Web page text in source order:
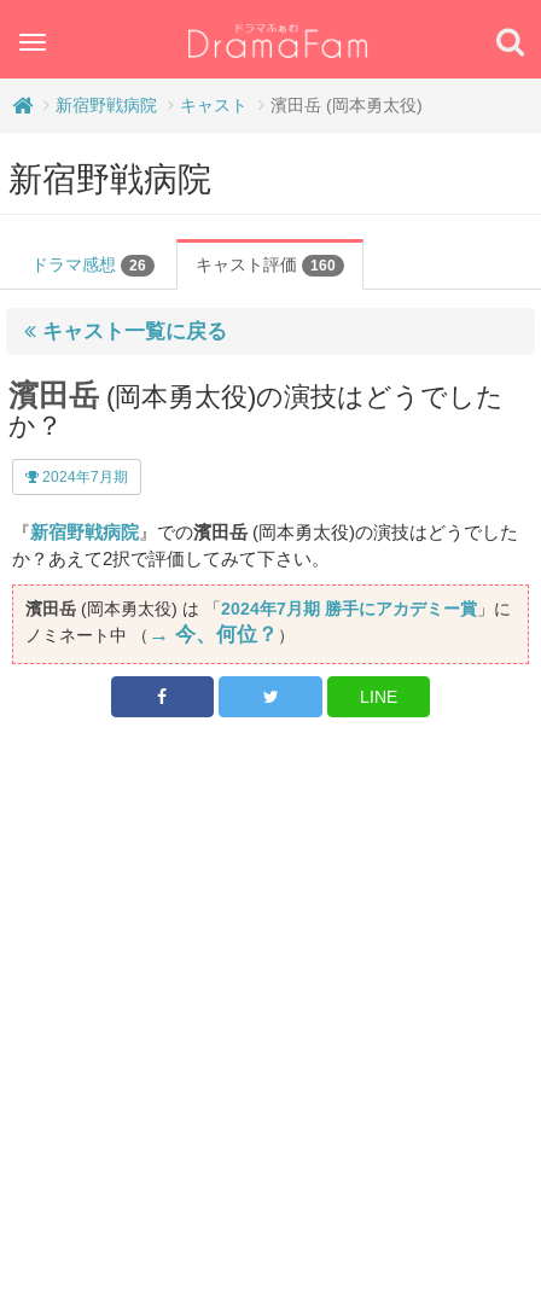
Toggle
新宿野戦病院
キャスト 濱田岳 (岡本勇太役)
新宿野戦病院
ドラマ感想 26 キャスト評価 160
キャスト一覧に戻る
濱田岳 (岡本勇太役)の演技はどうでした
か？
2024年7月期
『新宿野戦病院』での濱田岳 (岡本勇太役)の演技はどうでした
か？あえて2択で評価してみて下さい。
濱田岳 (岡本勇太役) は 「2024年7月期 勝手にアカデミー賞 」に
ノミネート中 （ → 今、何位？ ）
LINE